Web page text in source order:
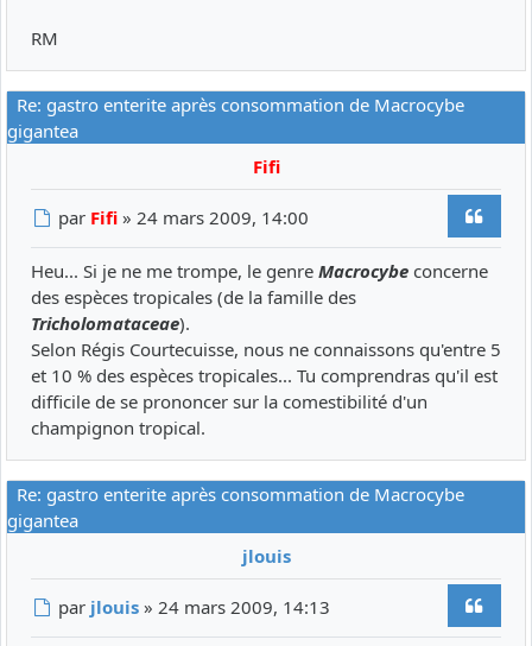
RM
Re: gastro enterite après consommation de Macrocybe
gigantea
Fifi
Message
par Fifi »24 mars 2009, 14:00
Heu... Si je ne me trompe, le genre Macrocybe concerne
des espèces tropicales (de la famille des
Tricholomataceae).
Selon Régis Courtecuisse, nous ne connaissons qu'entre 5
et 10 % des espèces tropicales... Tu comprendras qu'il est
difficile de se prononcer sur la comestibilité d'un
champignon tropical.
Re: gastro enterite après consommation de Macrocybe
gigantea
jlouis
Message
par jlouis »24 mars 2009, 14:13